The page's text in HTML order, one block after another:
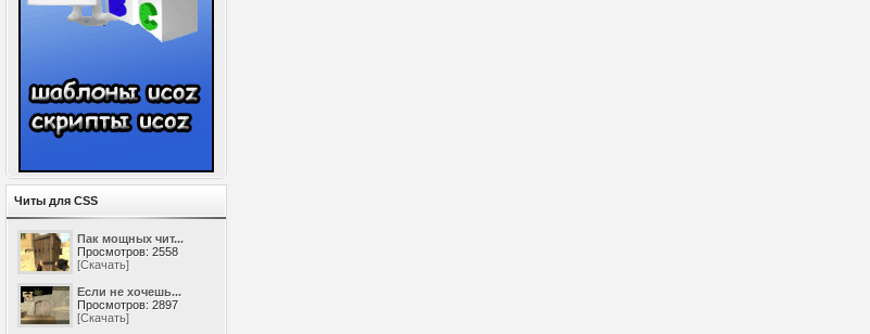
Читы для CSS
Пак мощных чит...
Просмотров: 2558
[Скачать]
Если не хочешь...
Просмотров: 2897
[Скачать]